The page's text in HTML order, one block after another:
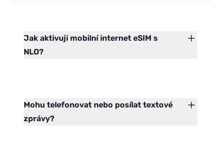
Jak aktivuji mobilní internet eSIM s
NLO?
Mohu telefonovat nebo posílat textové
zprávy?